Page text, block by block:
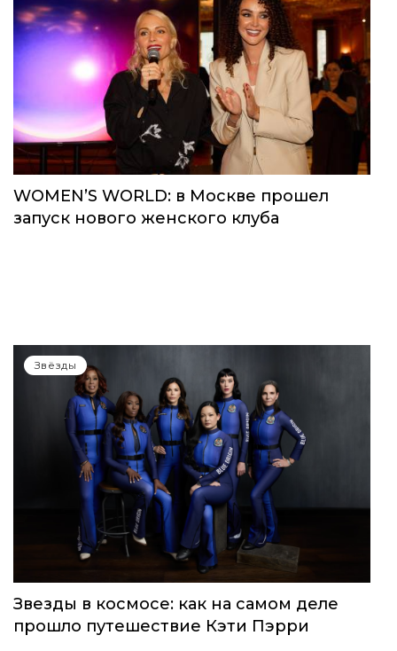
WOMEN’S WORLD: в Москве прошел
запуск нового женского клуба
Звёзды
Звезды в космосе: как на самом деле
прошло путешествие Кэти Пэрри